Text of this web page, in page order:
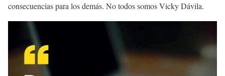
consecuencias para los demás. No todos somos Vicky Dávila.